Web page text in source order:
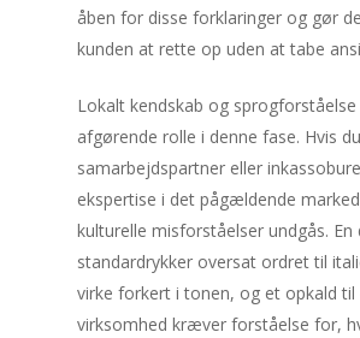
åben for disse forklaringer og gør
kunden at rette op uden at tabe
Lokalt kendskab og sprogforståelse
afgørende rolle i denne fase. Hvis
samarbejdspartner eller
ekspertise i det pågældende
kulturelle misforståelser undgås. En
standardrykker oversat ordret til
virke forkert i tonen, og et opkald til
virksomhed kræver forståelse for,